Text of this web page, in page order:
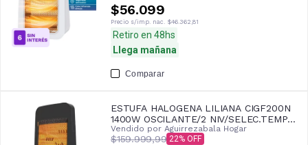
$56.099
Precio s/imp. nac. $46.362,81
Retiro en 48hs
Llega mañana
Comparar
ESTUFA HALOGENA LILIANA CIGF200N
1400W OSCILANTE/2 NIV/SELEC.TEMP
NEGRA
Vendido por Aguirrezabala Hogar
$159.999,99 22